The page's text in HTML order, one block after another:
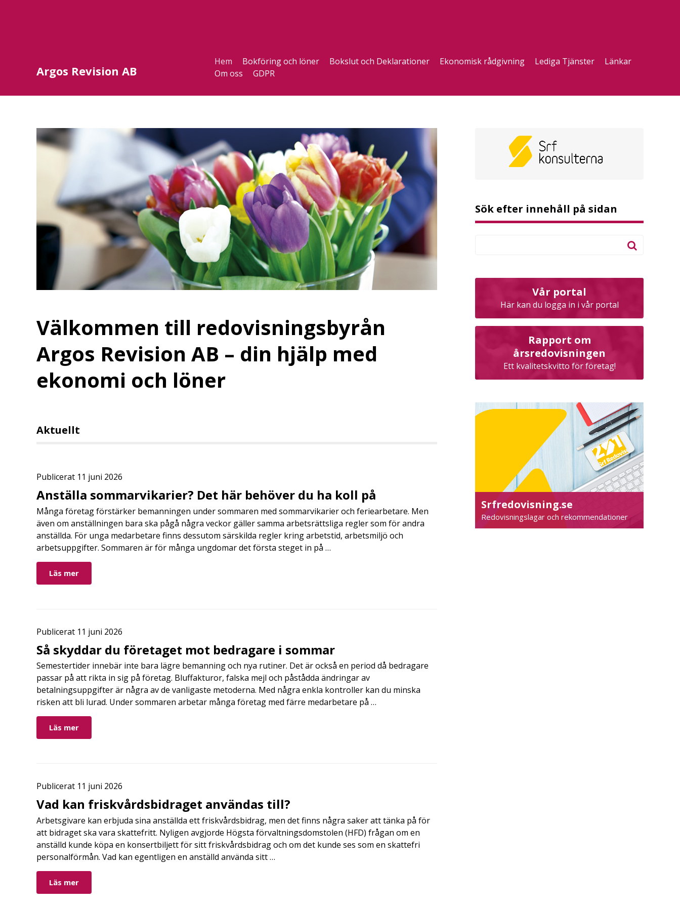
Argos Revision AB
Hem Bokföring och löner Bokslut och Deklarationer Ekonomisk rådgivning Lediga Tjänster
Länkar
Om oss
GDPR
Välkommen till redovisningsbyrån
Argos Revision AB – din hjälp med
ekonomi och löner
Aktuellt
Publicerat 11 juni 2026
Anställa sommarvikarier? Det här behöver du ha koll på
Många företag förstärker bemanningen under sommaren med sommarvikarier och feriearbetare. Men
även om anställningen bara ska pågå några veckor gäller samma arbetsrättsliga regler som för andra
anställda. För unga medarbetare finns dessutom särskilda regler kring arbetstid, arbetsmiljö och
arbetsuppgifter. Sommaren är för många ungdomar det första steget in på …
Läs mer
Publicerat 11 juni 2026
Så skyddar du företaget mot bedragare i sommar
Semestertider innebär inte bara lägre bemanning och nya rutiner. Det är också en period då bedragare
passar på att rikta in sig på företag. Bluffakturor, falska mejl och påstådda ändringar av
betalningsuppgifter är några av de vanligaste metoderna. Med några enkla kontroller kan du minska
risken att bli lurad. Under sommaren arbetar många företag med färre medarbetare på …
Läs mer
Publicerat 11 juni 2026
Vad kan friskvårdsbidraget användas till?
Arbetsgivare kan erbjuda sina anställda ett friskvårdsbidrag, men det finns några saker att tänka på för
att bidraget ska vara skattefritt. Nyligen avgjorde Högsta förvaltningsdomstolen (HFD) frågan om en
anställd kunde köpa en konsertbiljett för sitt friskvårdsbidrag och om det kunde ses som en skattefri
personalförmån. Vad kan egentligen en anställd använda sitt …
Läs mer
Sök efter innehåll på sidan
Vår portal
Här kan du logga in i vår portal
Rapport om
årsredovisningen
Ett kvalitetskvitto för företag!
Srfredovisning.se
Redovisningslagar och rekommendationer